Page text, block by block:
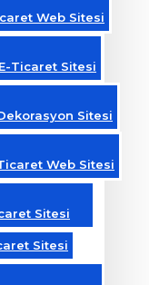
Web Sitesi
Ticaret Sitesi
Sitesi
Web Sitesi
Sitesi
Sitesi